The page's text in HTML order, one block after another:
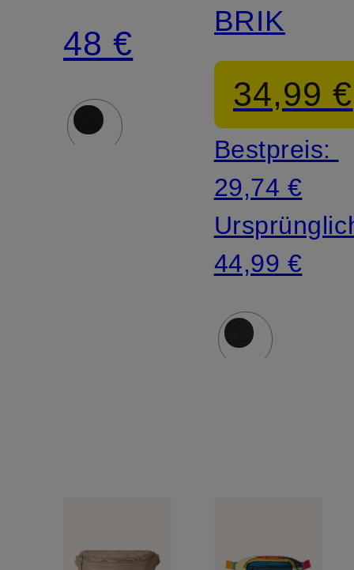
48 €
BRIK
34,99 €
Bestpreis:
29,74 €
44,99 €